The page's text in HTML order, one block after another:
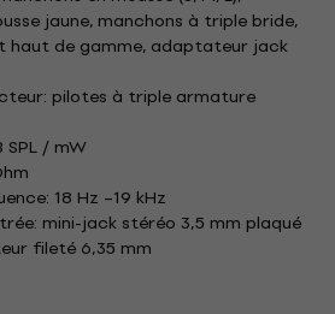
jaune, manchons à triple bride,
haut de gamme, adaptateur jack
pilotes à triple armature
SPL / mW
18 Hz –19 kHz
mini-jack stéréo 3,5 mm plaqué
fileté 6,35 mm